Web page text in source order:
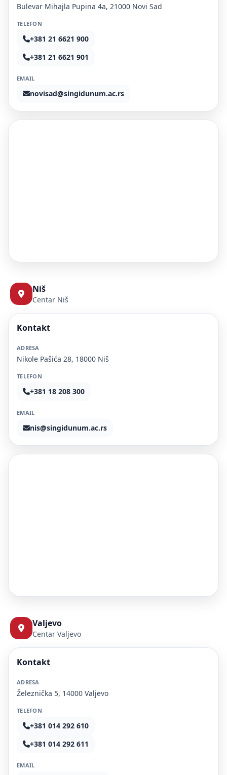
Bulevar Mihajla Pupina 4a, 21000 Novi Sad
TELEFON
+381 21 6621 900
+381 21 6621 901
EMAIL
novisad@singidunum.ac.rs
Niš
Centar Niš
Kontakt
ADRESA
Nikole Pašića 28, 18000 Niš
TELEFON
+381 18 208 300
EMAIL
nis@singidunum.ac.rs
Valjevo
Centar Valjevo
Kontakt
ADRESA
Železnička 5, 14000 Valjevo
TELEFON
+381 014 292 610
+381 014 292 611
EMAIL